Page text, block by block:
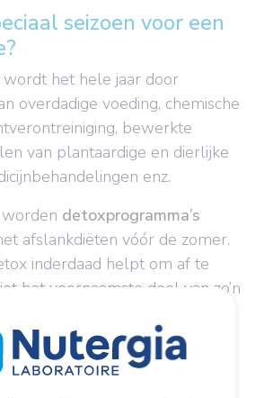
seizoen voor een
wordt het hele jaar door
overdadige voeding, chemische
bewerkte
van plantaardige en dierlijke
enz.
detoxprogramma’s
afslankdiëten vóór de zomer.
inderdaad helpt om af te
het voornaamste doel van zo’n
is het de bedoeling om de
het organisme te herstellen
ondersteunen in het